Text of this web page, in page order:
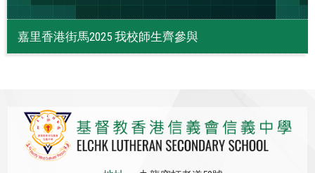
嘉里香港街馬‍2025 我校師生齊參與